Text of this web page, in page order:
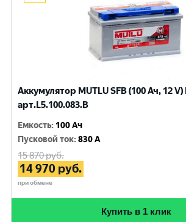
Аккумулятор MUTLU SFB (100 Ач, 12
арт.L5.100.083.B
Емкость: 100 Ач
Пусковой ток:830 A
15 870руб.
14 970 руб.
при обмене
Купить в 1 клик